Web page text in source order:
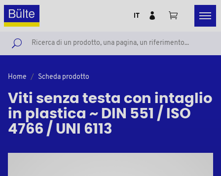
IT
Home Scheda prodotto
Viti senza testa con intaglio
in plastica ~ DIN 551 / ISO
4766 / UNI 6113